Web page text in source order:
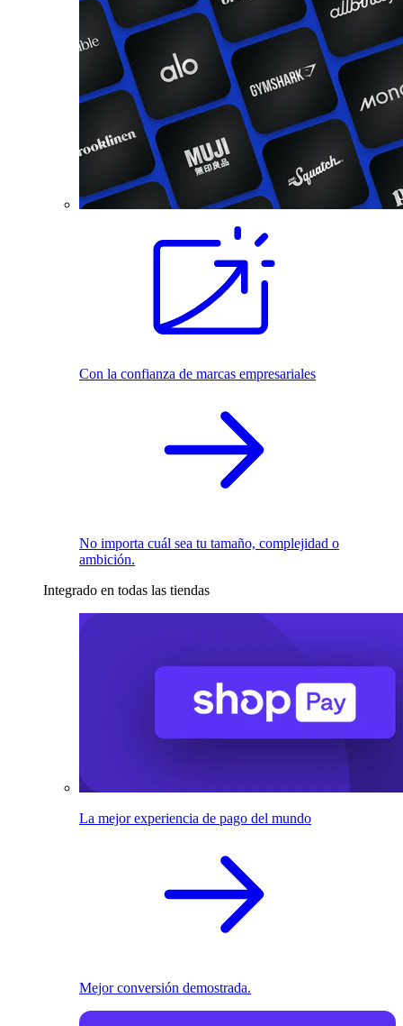
Con la confianza de marcas empresariales
No importa cuál sea tu tamaño, complejidad o
ambición.
Integrado en todas las tiendas
La mejor experiencia de pago del mundo
Mejor conversión demostrada.